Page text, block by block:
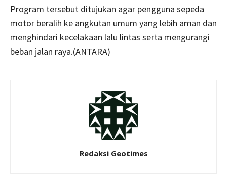
Program tersebut ditujukan agar pengguna sepeda
motor beralih ke angkutan umum yang lebih aman dan
menghindari kecelakaan lalu lintas serta mengurangi
beban jalan raya.(ANTARA)
Redaksi Geotimes